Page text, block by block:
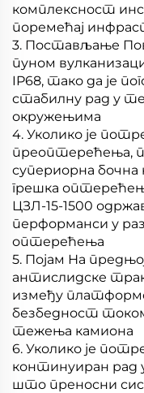
комплексност
поремећај
3. Постављање
пуном
IP68, тако да је
стабилну рад у
окружењима
4. Уколико је
преоптерећења,
супериорна
грешка
ЦЗЛ-15-1500
перформанси у
оптерећења
5. Појам На
антислидске
између платформе
безбедност
тежења камиона
6. Уколико је
континуиран рад у
што преносни